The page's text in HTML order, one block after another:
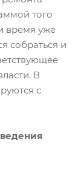
того
время уже
собраться и
В
с